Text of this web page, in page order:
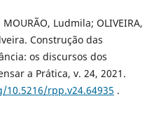
Ludmila; OLIVEIRA,
Construção das
os discursos dos
a Prática, v. 24, 2021.
rpp.v24.64935 .